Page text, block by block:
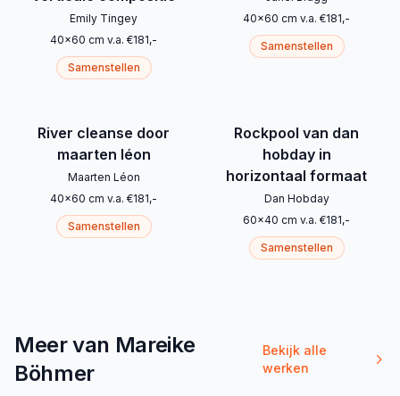
Emily Tingey
40x60 cm v.a. €181,-
Samenstellen
40x60 cm v.a. €181,-
Samenstellen
River cleanse door
maarten léon
Maarten Léon
40x60 cm v.a. €181,-
Samenstellen
Rockpool van dan
hobday in
horizontaal formaat
Dan Hobday
60x40 cm v.a. €181,-
Samenstellen
Meer van Mareike
Böhmer
Bekijk alle
werken